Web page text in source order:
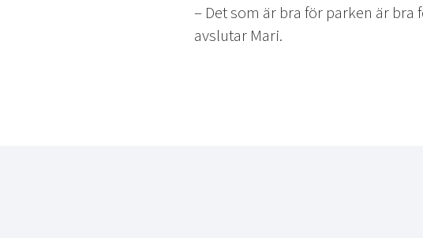
– Det som är bra för parken är
avslutar Mari.